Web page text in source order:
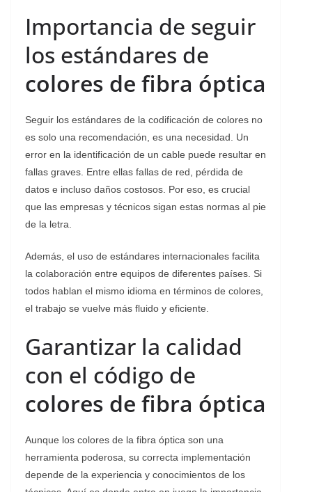
Importancia de seguir
los estándares de
colores de fibra óptica
Seguir los estándares de la codificación de colores no
es solo una recomendación, es una necesidad. Un
error en la identificación de un cable puede resultar en
fallas graves. Entre ellas fallas de red, pérdida de
datos e incluso daños costosos. Por eso, es crucial
que las empresas y técnicos sigan estas normas al pie
de la letra.
Además, el uso de estándares internacionales facilita
la colaboración entre equipos de diferentes países. Si
todos hablan el mismo idioma en términos de colores,
el trabajo se vuelve más fluido y eficiente.
Garantizar la calidad
con el código de
colores de fibra óptica
Aunque los colores de la fibra óptica son una
herramienta poderosa, su correcta implementación
depende de la experiencia y conocimientos de los